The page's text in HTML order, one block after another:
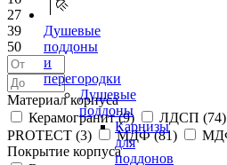
Душевые
поддоны
и
перегородки
Душевые
поддоны
Карнизы
для
поддонов
27
39
50
Материал корпуса
Керамогранит (9) ЛДСП (74)
PROTECT (3) МДФ (81)
Покрытие корпуса